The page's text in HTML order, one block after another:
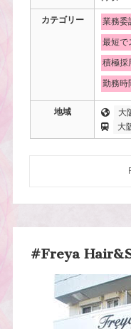
カテゴリー 業務委
最短で
積極採
勤務時
地域 大
大
#Freya